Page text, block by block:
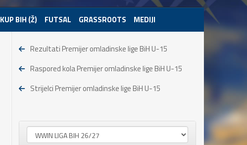
KUP BIH (Ž) FUTSAL GRASSROOTS MEDIJI
Rezultati Premijer omladinske lige BiH U-15
Raspored kola Premijer omladinske lige BiH U-15
Strijelci Premijer omladinske lige BiH U-15